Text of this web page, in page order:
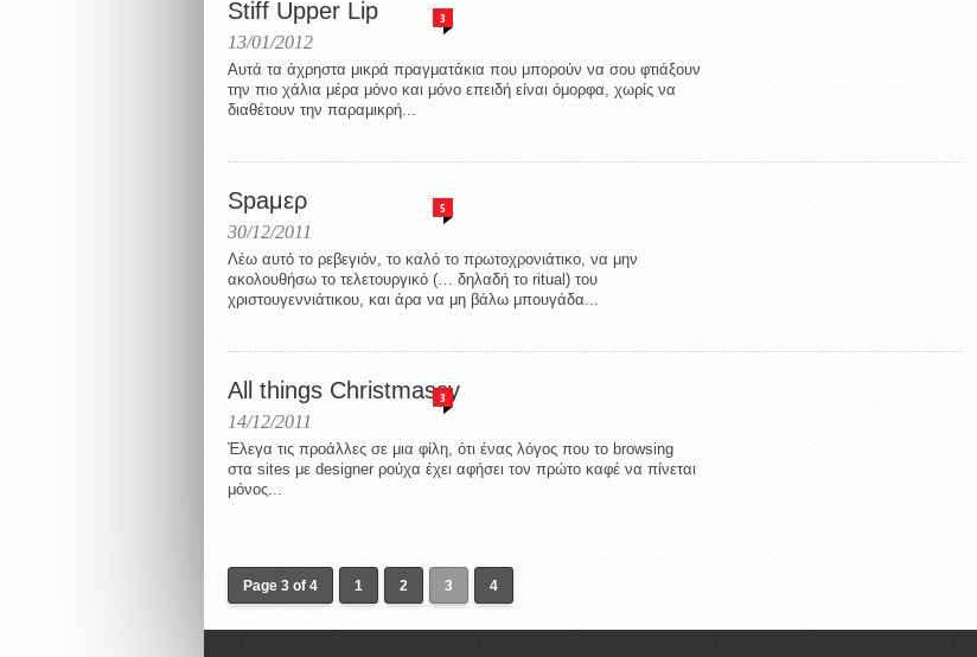
3
Stiff Upper Lip
13/01/2012
Αυτά τα άχρηστα μικρά πραγματάκια που μπορούν να σου φτιάξουν
την πιο χάλια μέρα μόνο και μόνο επειδή είναι όμορφα, χωρίς να
διαθέτουν την παραμικρή...
5
Spaμερ
30/12/2011
Λέω αυτό το ρεβεγιόν, το καλό το πρωτοχρονιάτικο, να μην
ακολουθήσω το τελετουργικό (… δηλαδή το ritual) του
χριστουγεννιάτικου, και άρα να μη βάλω μπουγάδα...
3
All things Christmassy
14/12/2011
Έλεγα τις προάλλες σε μια φίλη, ότι ένας λόγος που το browsing
στα sites με designer ρούχα έχει αφήσει τον πρώτο καφέ να πίνεται
μόνος...
Page 3 of 4 1 2 3 4